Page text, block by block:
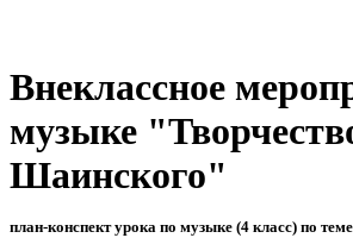
Внеклассное
музыке
Шаинского"
план-конспект урока по музыке (4 класс) по теме